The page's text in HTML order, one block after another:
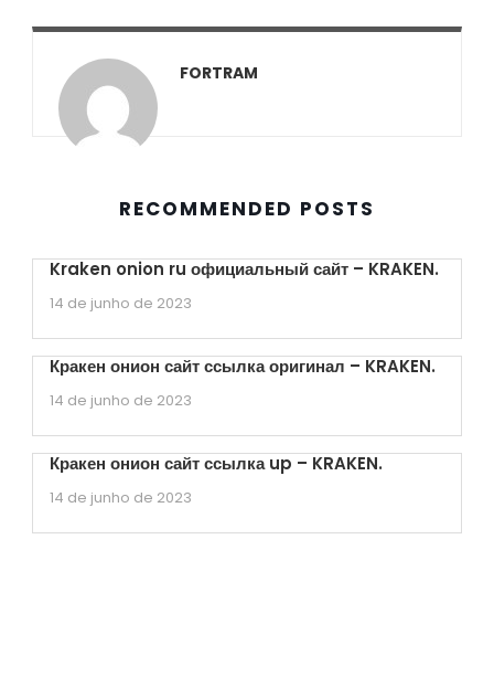
FORTRAM
RECOMMENDED POSTS
Kraken onion ru официальный сайт – KRAKEN.
14 de junho de 2023
Кракен онион сайт ссылка оригинал – KRAKEN.
14 de junho de 2023
Кракен онион сайт ссылка up – KRAKEN.
14 de junho de 2023